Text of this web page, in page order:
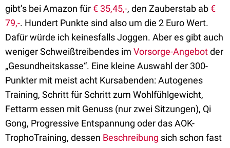
gibt’s bei Amazon für€ 35,45,-, den Zauberstab ab€
79,-. Hundert Punkte sind also um die 2 Euro Wert.
Dafür würde ich keinesfalls Joggen. Aber es gibt auch
weniger Schweißtreibendes im Vorsorge-Angebotder
„Gesundheitskasse“. Eine kleine Auswahl der 300-
Punkter mit meist acht Kursabenden: Autogenes
Training, Schritt für Schritt zum Wohlfühlgewicht,
Fettarm essen mit Genuss (nur zwei Sitzungen), Qi
Gong, Progressive Entspannung oder das AOK-
TrophoTraining, dessen Beschreibung sich schon fast